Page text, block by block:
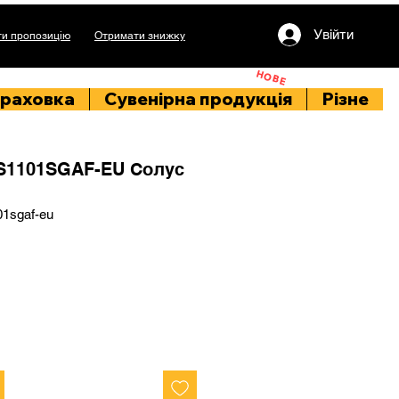
пропозицію Отримати знижку Увійти
НОВЕ
Сувенірна продукція Різне
EU Солус
eu